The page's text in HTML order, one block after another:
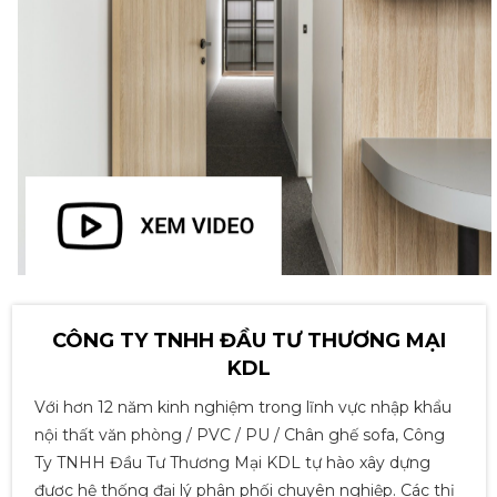
GHẾ VĂN PHÒNG LƯỚI -
S018
1,250,000đ
Lượt xem: 1372
GHẾ TRƯỞNG PHÒNG CÓ
NGẢ LƯNG JO-993
2,900,000đ
Lượt xem: 2369
GHẾ NHÂN VIÊN M1040-
02
1,389,000đ
1,500,000đ
Lượt xem: 2425
BÀN TRÀ BÌNH HOA -
B18H
1,500,000đ
Lượt xem: 2388
1,500,000đ
Lượt xem: 2137
BÀN TRÀ SOFA - B14H
SOFA ĐÔI NHẬP KHẨU S-
146-3
Liên hệ
Lượt xem: 4019
SOFA ĐÔI NHẬP KHẨU S-
Liên hệ
SANG TRỌNG S-137
Liên hệ
Lượt xem: 2691
CÔNG TY TNHH ĐẦU TƯ THƯƠNG MẠI
KDL
Với hơn 12 năm kinh nghiệm trong lĩnh vực nhập khẩu
nội thất văn phòng / PVC / PU / Chân ghế sofa, Công
Ty TNHH Đầu Tư Thương Mại KDL tự hào xây dựng
được hệ thống đại lý phân phối chuyên nghiệp. Các thị